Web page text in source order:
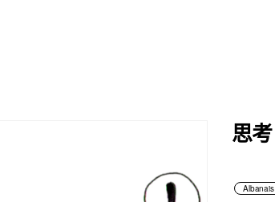
思考
Albanais